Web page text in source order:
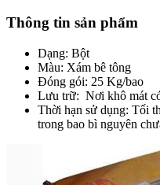
Thông tin sản phẩm
Dạng: Bột
Màu: Xám bê tông
Đóng gói: 25 Kg/bao
Lưu trữ: Nơi khô mát
Thời hạn sử dụng: Tối
trong bao bì nguyên